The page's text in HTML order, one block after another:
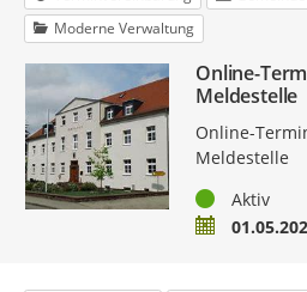
Moderne Verwaltung
Online-
Meldestelle
Online-
Meldestelle
StatusAktiv
Zeitraum